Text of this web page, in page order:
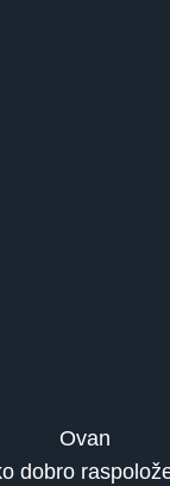
Ovan
dobro